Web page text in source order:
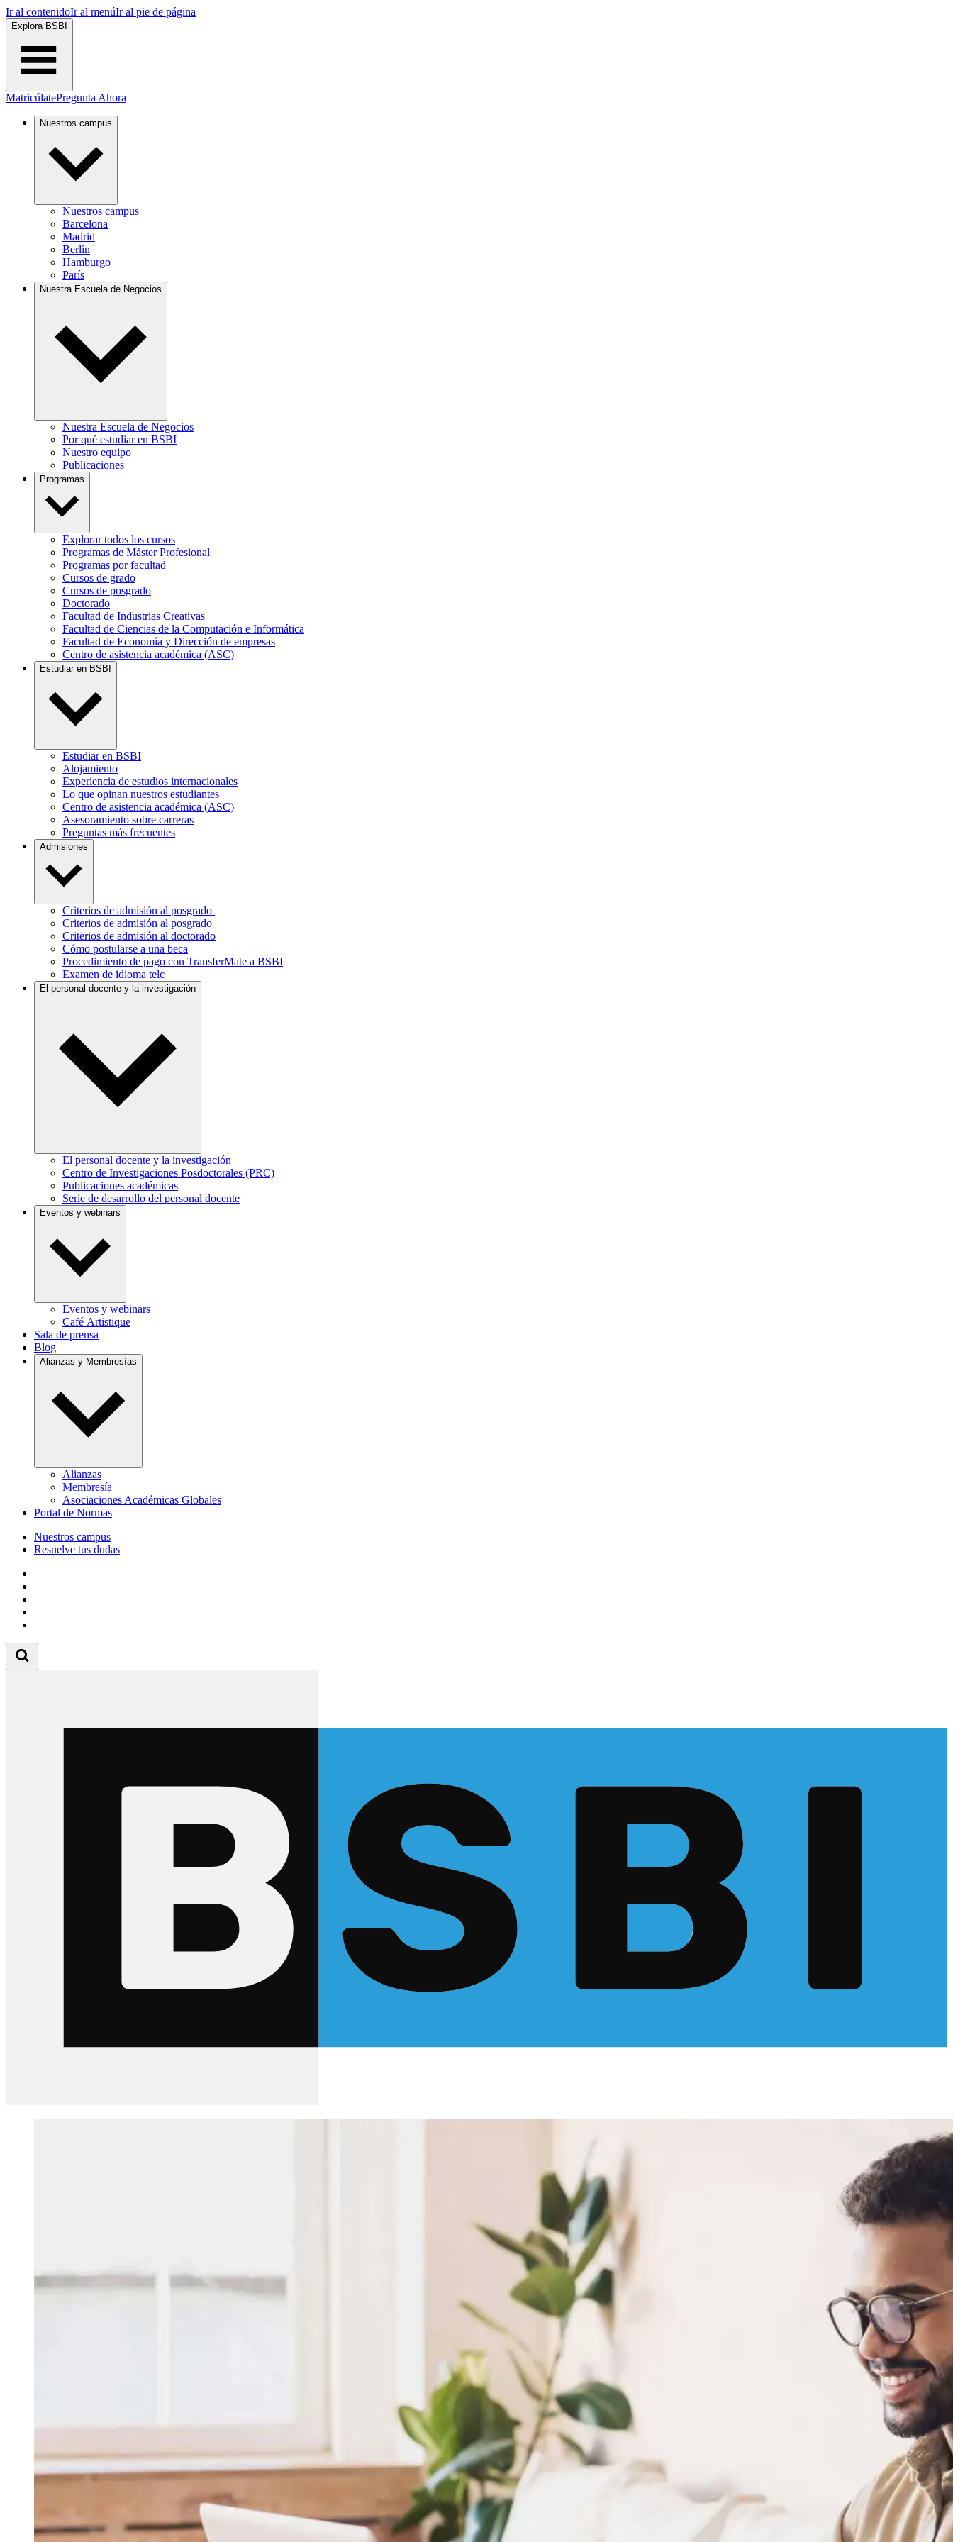
Ir al contenidoIr al menúIr al pie de página
Explora BSBI
MatricúlatePregunta Ahora
Nuestros campus
Nuestros campus
Barcelona
Madrid
Berlín
Hamburgo
París
Nuestra Escuela de Negocios
Nuestra Escuela de Negocios
Por qué estudiar en BSBI
Nuestro equipo
Publicaciones
Programas
Explorar todos los cursos
Programas de Máster Profesional
Programas por facultad
Cursos de grado
Cursos de posgrado
Doctorado
Facultad de Industrias Creativas
Facultad de Ciencias de la Computación e Informática
Facultad de Economía y Dirección de empresas
Centro de asistencia académica (ASC)
Estudiar en BSBI
Estudiar en BSBI
Alojamiento
Experiencia de estudios internacionales
Lo que opinan nuestros estudiantes
Centro de asistencia académica (ASC)
Asesoramiento sobre carreras
Preguntas más frecuentes
Admisiones
Criterios de admisión al posgrado
Criterios de admisión al posgrado
Criterios de admisión al doctorado
Cómo postularse a una beca
Procedimiento de pago con TransferMate a BSBI
Examen de idioma telc
El personal docente y la investigación
El personal docente y la investigación
Centro de Investigaciones Posdoctorales (PRC)
Publicaciones académicas
Serie de desarrollo del personal docente
Eventos y webinars
Eventos y webinars
Café Artistique
Sala de prensa
Blog
Alianzas y Membresías
Alianzas
Membresía
Asociaciones Académicas Globales
Portal de Normas
Nuestros campus
Resuelve tus dudas